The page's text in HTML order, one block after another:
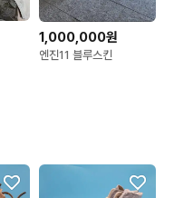
1,000,000원
엔진11 블루스킨